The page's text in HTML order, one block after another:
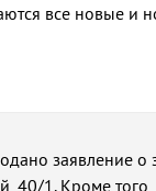
все новые и
заявление о
40/1. Кроме того,